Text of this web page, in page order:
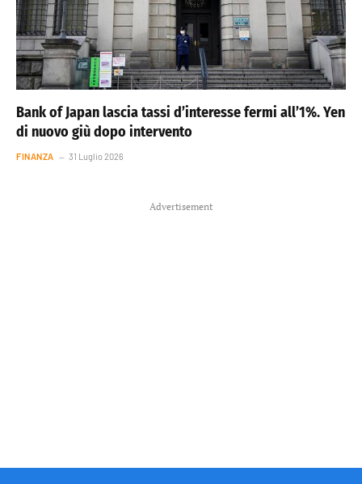
Bank of Japan lascia tassi d’interesse fermi all’1%. Yen
di nuovo giù dopo intervento
FINANZA 31 Luglio 2026
Advertisement